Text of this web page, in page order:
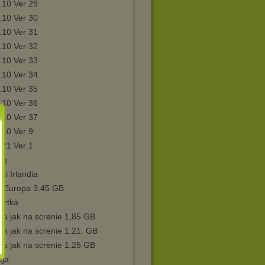
Ver 29
Ver 30
Ver 31
Ver 32
Ver 33
Ver 34
Ver 35
Ver 36
Ver 37
Ver 9
Ver 1
i Irlandia
Europa 3.45 GB
jak na screnie 1,85 GB
jak na screnie 1.21. GB
jak na screnie 1.25 GB